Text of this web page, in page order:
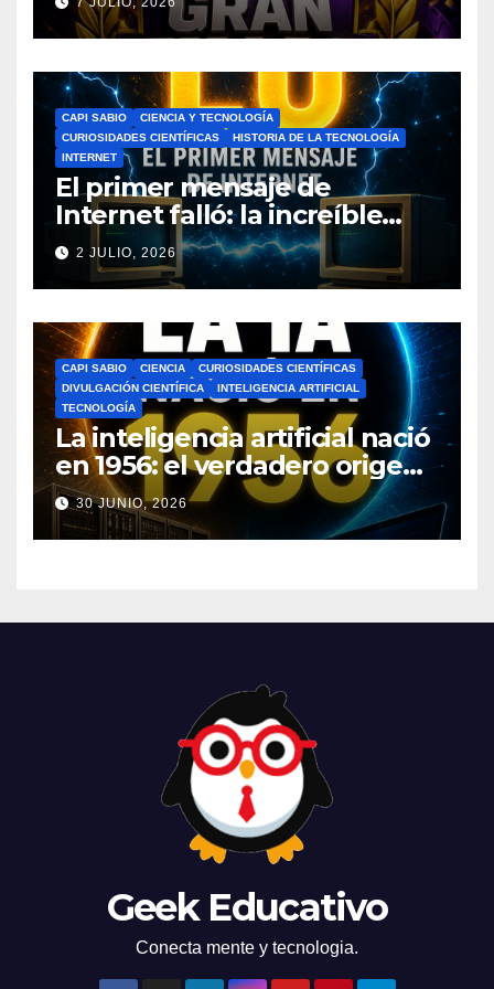
CAPI SABIO
CIENCIA Y TECNOLOGÍA
CURIOSIDADES CIENTÍFICAS
HISTORIA DE LA TECNOLOGÍA
INTERNET
El primer mensaje de
Internet falló: la increíble
historia de ARPANET que
cambió el mundo
2 JULIO, 2026
CAPI SABIO CIENCIA
CURIOSIDADES CIENTÍFICAS
DIVULGACIÓN CIENTÍFICA
INTELIGENCIA ARTIFICIAL
TECNOLOGÍA
La inteligencia artificial nació
en 1956: el verdadero origen
de la IA que cambió el
mundo
30 JUNIO, 2026
Geek Educativo
Conecta mente y tecnologia.